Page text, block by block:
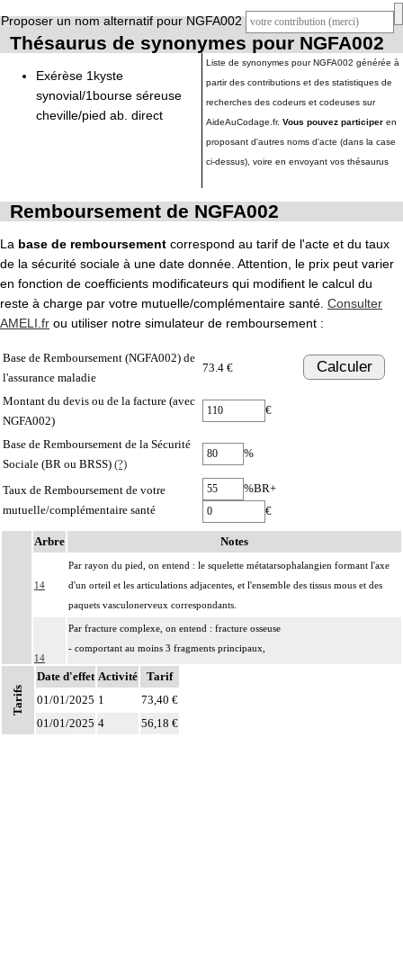
Proposer un nom alternatif pour NGFA002
Thésaurus de synonymes pour NGFA002
Exérèse 1kyste
synovial/1bourse séreuse
cheville/pied ab. direct
Liste de synonymes pour NGFA002 générée à
partir des contributions et des statistiques de
recherches des codeurs et codeuses sur
AideAuCodage.fr. Vous pouvez participer en
proposant d'autres noms d'acte (dans la case
ci-dessus), voire en envoyant vos thésaurus
Remboursement de NGFA002
La base de remboursement correspond au tarif de l'acte et du taux
de la sécurité sociale à une date donnée. Attention, le prix peut varier
en fonction de coefficients modificateurs qui modifient le calcul du
reste à charge par votre mutuelle/complémentaire santé. Consulter
AMELI.fr ou utiliser notre simulateur de remboursement :
Base de Remboursement (NGFA002) de
l'assurance maladie
73.4 € Calculer
Montant du devis ou de la facture (avec
NGFA002)
€
Base de Remboursement de la Sécurité
Sociale (BR ou BRSS) (?)
%
Taux de Remboursement de votre
mutuelle/complémentaire santé
%BR+
€
Arbre Notes
14
Par rayon du pied, on entend : le squelette métatarsophalangien formant l'axe
d'un orteil et les articulations adjacentes, et l'ensemble des tissus mous et des
paquets vasculonerveux correspondants.
14
Par fracture complexe, on entend : fracture osseuse
- comportant au moins 3 fragments principaux,
- incoercible après réduction,
- avec enfoncement ostéochondral nécessitant un geste de relèvement.
- résection localisée de synoviale, de replis synoviaux et/ou d'ostéophytes
Tarifs
Date d'effet Activité
Tarif
01/01/2025 1
73,40 €
01/01/2025 4 56,18 €